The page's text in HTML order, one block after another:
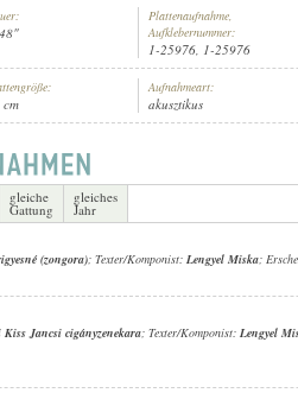
Plattenaufnahme,
Aufklebernummer:
1-25976, 1-25976
Aufnahmeart:
akusztikus
gleiche
Gattung
gleiches
Jahr
(zongora); Texter/Komponist: Lengyel Miska;
Kiss Jancsi cigányzenekara; Texter/Komponist: Lengyel